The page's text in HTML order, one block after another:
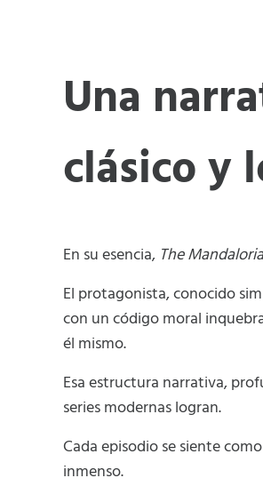
Una
clásico y
En su esencia, The
El protagonista, conocido
con un código moral
él mismo.
Esa estructura narrativa,
series modernas logran.
Cada episodio se siente
inmenso.